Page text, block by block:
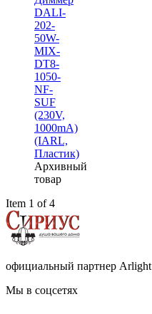
DALI-
202-
50W-
MIX-
DT8-
1050-
NF-
SUF
(230V,
1000mА)
(IARL,
Пластик)
Архивный
товар
Item 1 of 4
официальный партнер Arlight
Мы в соцсетях